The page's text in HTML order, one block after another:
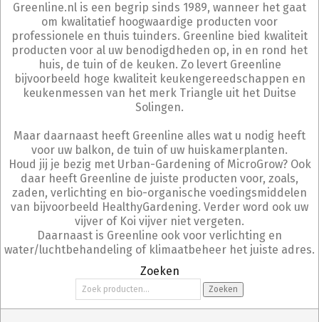
Menu
Greenline.nl is een begrip sinds 1989, wanneer het gaat
om kwalitatief hoogwaardige producten voor
professionele en thuis tuinders. Greenline bied kwaliteit
producten voor al uw benodigdheden op, in en rond het
huis, de tuin of de keuken. Zo levert Greenline
bijvoorbeeld hoge kwaliteit keukengereedschappen en
keukenmessen van het merk Triangle uit het Duitse
Solingen.
Maar daarnaast heeft Greenline alles wat u nodig heeft
voor uw balkon, de tuin of uw huiskamerplanten.
Houd jij je bezig met Urban-Gardening of MicroGrow? Ook
daar heeft Greenline de juiste producten voor, zoals,
zaden, verlichting en bio-organische voedingsmiddelen
van bijvoorbeeld HealthyGardening. Verder word ook uw
vijver of Koi vijver niet vergeten.
Daarnaast is Greenline ook voor verlichting en
water/luchtbehandeling of klimaatbeheer het juiste adres.
Zoeken
Zoeken
naar:
Zoeken